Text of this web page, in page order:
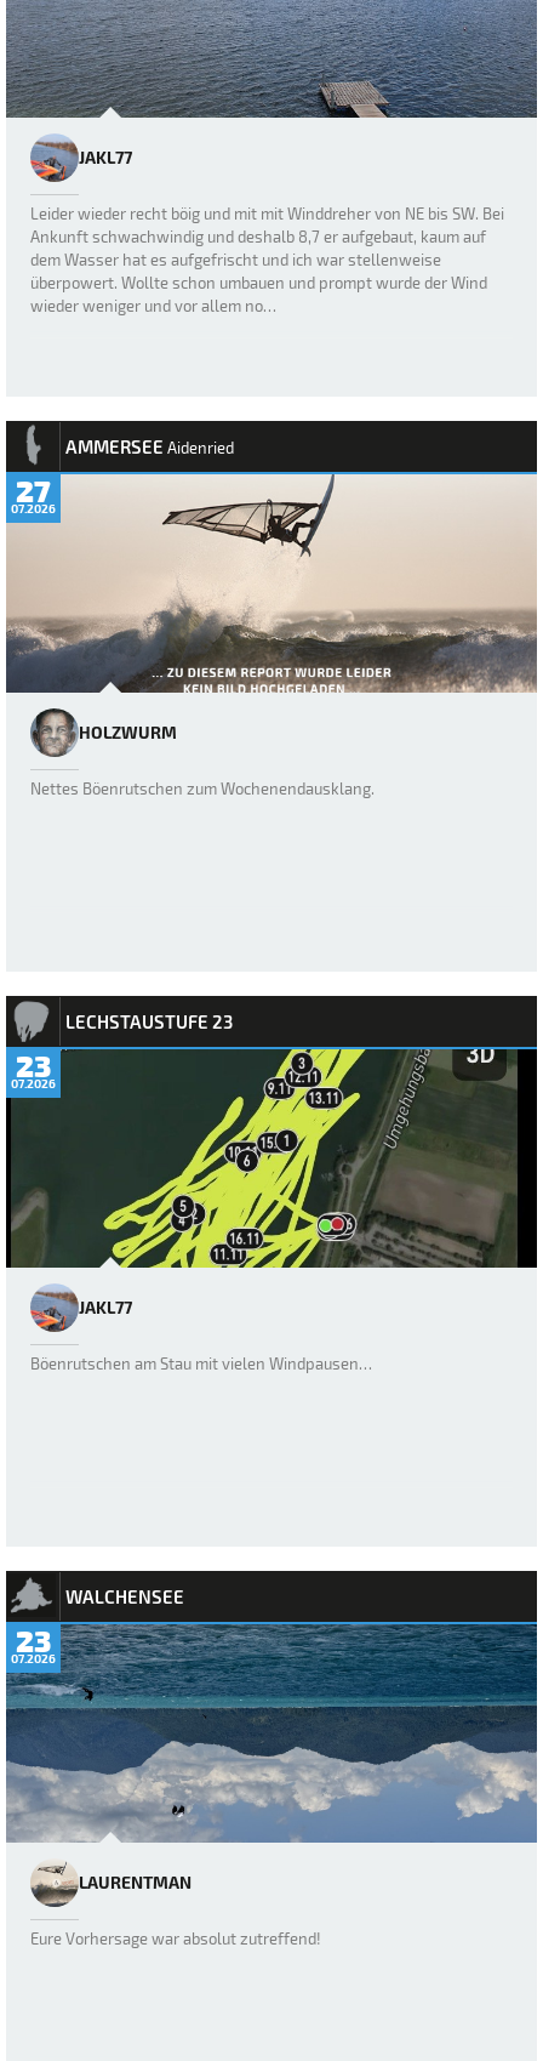
JAKL77
Leider wieder recht böig und mit mit Winddreher von NE bis SW. Bei
Ankunft schwachwindig und deshalb 8,7 er aufgebaut, kaum auf
dem Wasser hat es aufgefrischt und ich war stellenweise
überpowert. Wollte schon umbauen und prompt wurde der Wind
wieder weniger und vor allem no…
AMMERSEE Aidenried
27
07.2026
HOLZWURM
Nettes Böenrutschen zum Wochenendausklang.
LECHSTAUSTUFE 23
23
07.2026
JAKL77
Böenrutschen am Stau mit vielen Windpausen…
WALCHENSEE
23
07.2026
LAURENTMAN
Eure Vorhersage war absolut zutreffend!